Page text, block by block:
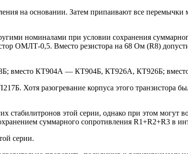
на основании. Затем припаивают все
номиналами при условии сохранения
ОМЛТ-0,5. Вместо резистора на 68 Ом (R8)
вместо КТ904А — КТ904Б, КТ926А, КТ926Б;
Хотя разогревание корпуса этого транзистора
этой серии, однако при этом могут
суммарного сопротивления R1+R2+R3 в
серии.